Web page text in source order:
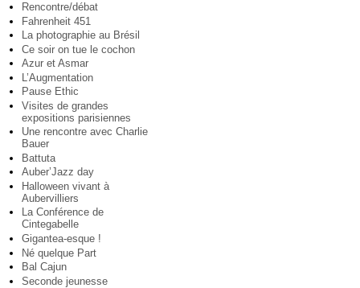
Rencontre/débat
Fahrenheit 451
La photographie au Brésil
Ce soir on tue le cochon
Azur et Asmar
L’Augmentation
Pause Ethic
Visites de grandes
expositions parisiennes
Une rencontre avec Charlie
Bauer
Battuta
Auber’Jazz day
Halloween vivant à
Aubervilliers
La Conférence de
Cintegabelle
Gigantea-esque !
Né quelque Part
Bal Cajun
Seconde jeunesse